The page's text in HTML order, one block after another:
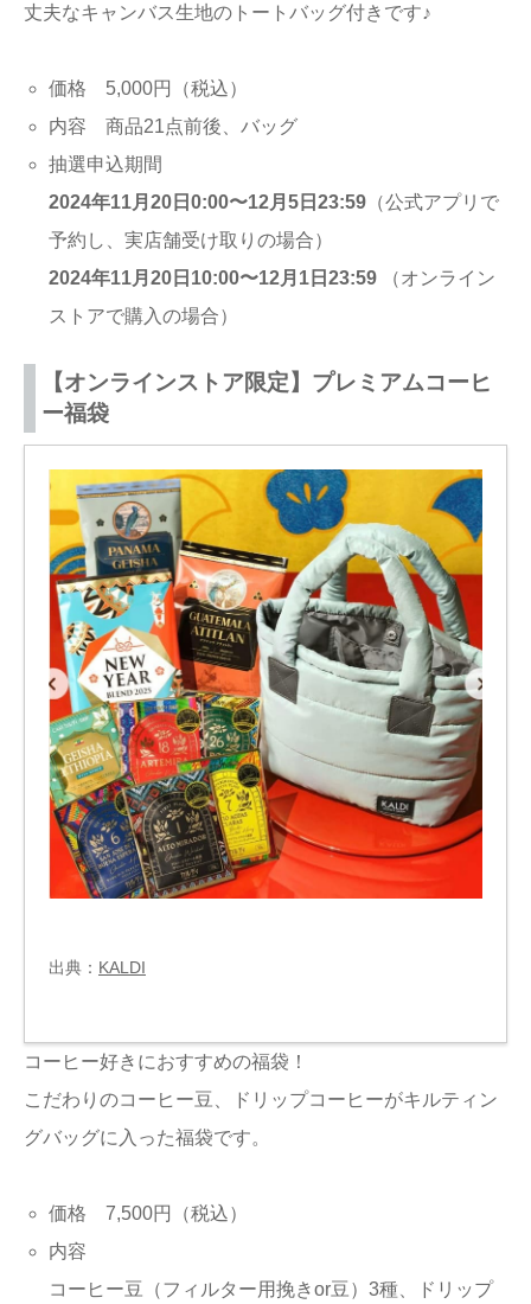
丈夫なキャンバス生地のトートバッグ付きです♪
価格 5,000円（税込）
内容 商品21点前後、バッグ
抽選申込期間
2024年11月20日0:00〜12月5日23:59（公式アプリで
予約し、実店舗受け取りの場合）
2024年11月20日10:00〜12月1日23:59（オンライン
ストアで購入の場合）
【オンラインストア限定】プレミアムコーヒ
ー福袋
出典： KALDI
コーヒー好きにおすすめの福袋！
こだわりのコーヒー豆、ドリップコーヒーがキルティン
グバッグに入った福袋です。
価格 7,500円（税込）
内容
コーヒー豆（フィルター用挽きor豆）3種、ドリップ